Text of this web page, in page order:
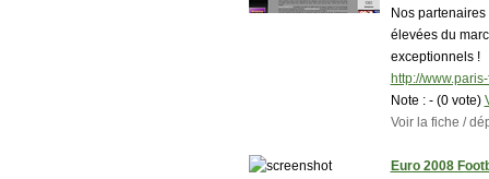
Nos
élevées du
exceptionnels !
http://
Note : - (0 vote)
Voir la fiche /
Euro 2008